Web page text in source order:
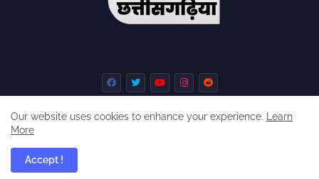
Our website uses cookies to enhance your experience.
Learn
More
Accept !